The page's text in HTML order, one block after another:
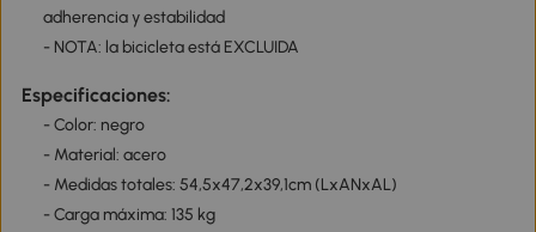
adherencia y estabilidad
- NOTA: la bicicleta está EXCLUIDA
Especificaciones:
- Color: negro
- Material: acero
- Medidas totales: 54,5x47,2x39,1cm (LxANxAL)
- Carga máxima: 135 kg